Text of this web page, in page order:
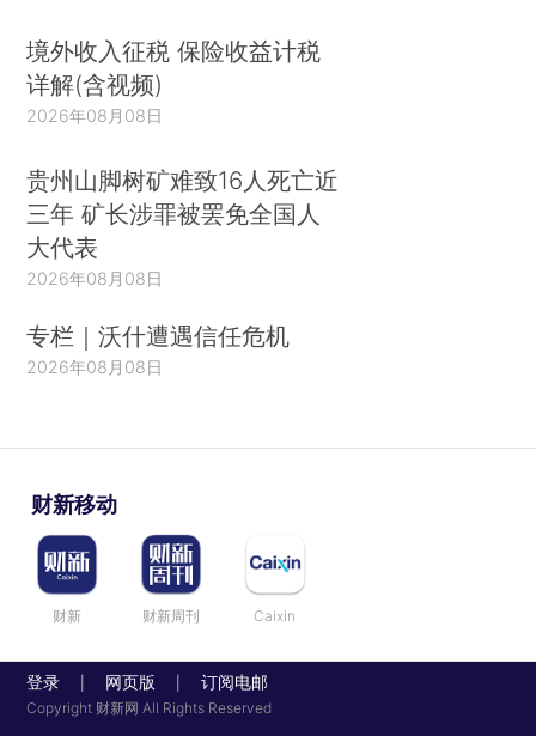
境外收入征税 保险收益计税
详解(含视频)
2026年08月08日
贵州山脚树矿难致16人死亡近
三年 矿长涉罪被罢免全国人
大代表
2026年08月08日
专栏｜沃什遭遇信任危机
2026年08月08日
财新移动
财新 财新周刊 Caixin
登录 网页版 订阅电邮
Copyright 财新网 All Rights Reserved